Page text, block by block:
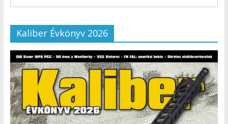
Kaliber Évkönyv 2026